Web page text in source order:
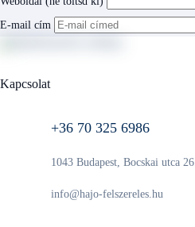
E-mail cím
Kapcsolat
+36 70 325 6986
1043 Budapest, Bocskai utca 26.
info@hajo-felszereles.hu